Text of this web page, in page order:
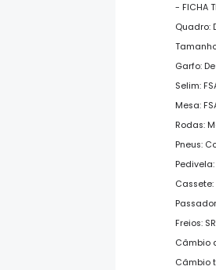
- FICHA
Quadro:
Garfo:
Selim:
Mesa:
Rodas:
Pneus:
Freios:
Câmbio
Câmbio